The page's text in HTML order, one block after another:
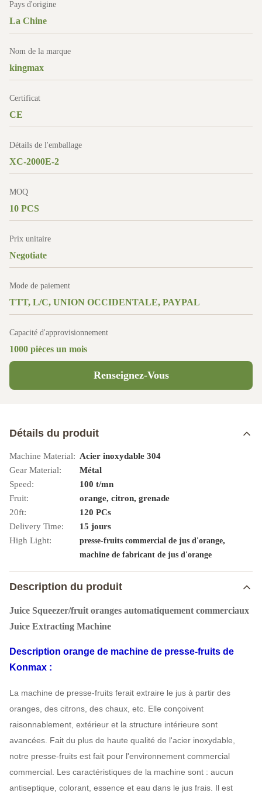
Pays d'origine
La Chine
Nom de la marque
kingmax
Certificat
CE
Détails de l'emballage
XC-2000E-2
MOQ
10 PCS
Prix unitaire
Negotiate
Mode de paiement
TTT, L/C, UNION OCCIDENTALE, PAYPAL
Capacité d'approvisionnement
1000 pièces un mois
Renseignez-Vous
Détails du produit
Machine Material: Acier inoxydable 304
Gear Material:
Métal
Speed:
100 t/mn
Fruit:
orange, citron, grenade
20ft:
120 PCs
Delivery Time:
15 jours
High Light:
presse-fruits commercial de jus d'orange,
machine de fabricant de jus d'orange
Description du produit
Juice Squeezer/fruit oranges automatiquement commerciaux
Juice Extracting Machine
Description orange de machine de presse-fruits de
Konmax :
La machine de presse-fruits ferait extraire le jus à partir des
oranges, des citrons, des chaux, etc. Elle conçoivent
raisonnablement, extérieur et la structure intérieure sont
avancées. Fait du plus de haute qualité de l'acier inoxydable,
notre presse-fruits est fait pour l'environnement commercial
commercial. Les caractéristiques de la machine sont : aucun
antiseptique, colorant, essence et eau dans le jus frais. Il est